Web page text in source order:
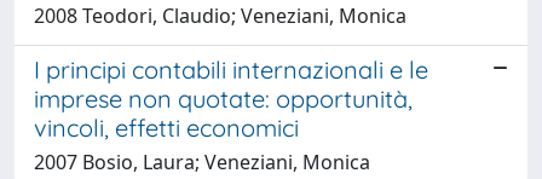
2008 Teodori, Claudio; Veneziani, Monica
I principi contabili internazionali e le
imprese non quotate: opportunità,
vincoli, effetti economici
2007 Bosio, Laura; Veneziani, Monica